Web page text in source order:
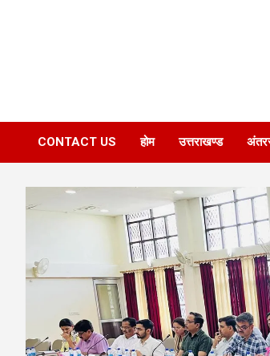
CONTACT US होम उत्तराखण्ड